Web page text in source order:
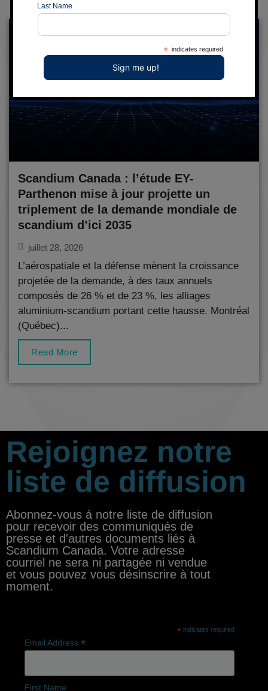
Scandium Canada : l’étude EY-
Parthenon mise à jour projette un
triplement de la demande mondiale de
scandium d’ici 2035
juillet 28, 2026
L’aérospatiale et la défense mènent la croissance
projetée de la demande, à des taux annuels
composés de 26 % et de 23 %, les alliages
aluminium-scandium portant cette hausse. Montréal
(Québec)...
Read More
Rejoignez notre
liste de diffusion
Abonnez-vous à notre liste de diffusion
pour recevoir des communiqués de
presse et d'autres documents liés à
Scandium Canada. Votre adresse
courriel ne sera ni partagée ni vendue
et vous pouvez vous désinscrire à tout
moment.
* indicates required
Email Address *
First Name
Last Name
* indicates required